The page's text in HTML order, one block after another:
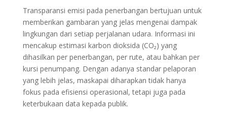
Transparansi emisi pada penerbangan bertujuan untuk
memberikan gambaran yang jelas mengenai dampak
lingkungan dari setiap perjalanan udara. Informasi ini
mencakup estimasi karbon dioksida (CO₂) yang
dihasilkan per penerbangan, per rute, atau bahkan per
kursi penumpang. Dengan adanya standar pelaporan
yang lebih jelas, maskapai diharapkan tidak hanya
fokus pada efisiensi operasional, tetapi juga pada
keterbukaan data kepada publik.